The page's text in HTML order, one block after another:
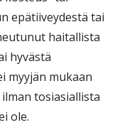
epätiiveydestä tai
haitallista
hyvästä
myyjän mukaan
tosiasiallista
ole.